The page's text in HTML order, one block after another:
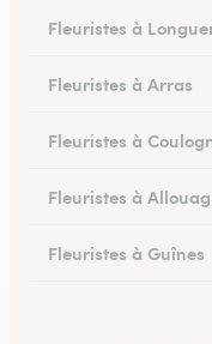
Fleuristes à
Fleuristes à Arras
Fleuristes à
Fleuristes à
Fleuristes à Guînes